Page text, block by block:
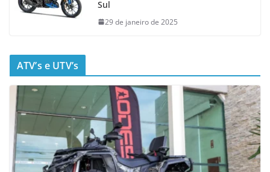
Sul
29 de janeiro de 2025
ATV’s e UTV’s